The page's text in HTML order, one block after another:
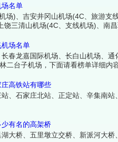
名单
场)、吉安井冈山机场(4C、旅游
三清山机场(4C、支线机场)、南
镇吕蒙机场(B类通用机场)，下面
场名单
春龙嘉国际机场、长白山机场、
二台子机场，下面请看榜单详细内容
高铁站有哪些
、石家庄北站、正定站、辛集南
有名的高架桥
大桥、五里墩立交桥、新派河大